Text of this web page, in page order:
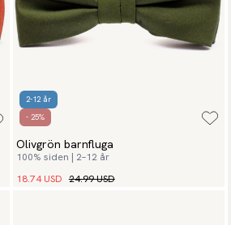
2-12 år
- 25%
Olivgrön barnfluga
100% siden | 2–12 år
18.74 USD 24.99 USD